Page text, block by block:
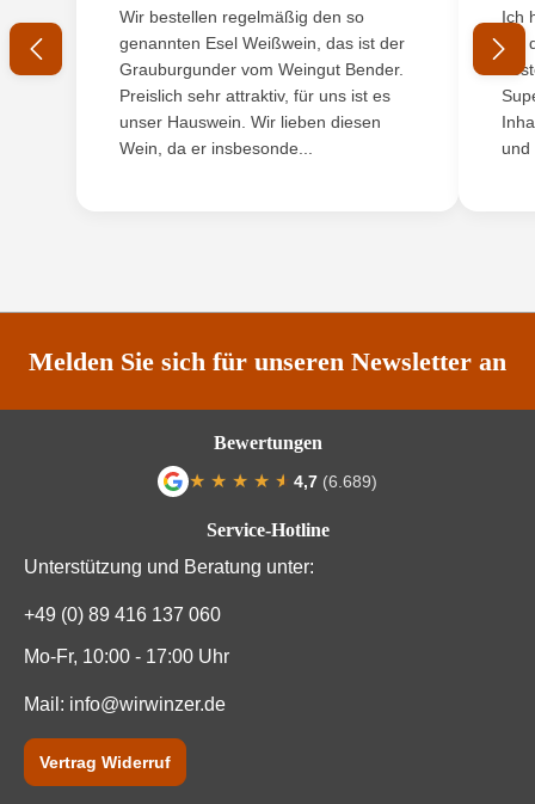
Hersteller
adresse
Weingutsverwaltung Schloss Vollrads KG, Schloss
Vollrads 1, 65375 Oestrich-Winkel, Deutschland
0,75 L
Qualität Qualitätswein
Rebsorte Riesling
Säuregehalt in g/L
Traubenfarbe
Weinart
Ihr Passwort
Ich habe mein Passwort vergessen
Durchschnittliche Bewertung von 5 von 5 Sternen
Wir bestellen regelmäßig den so
genannten Esel Weißwein, das ist der
Grauburgunder vom Weingut Bender.
Preislich sehr attraktiv, für uns ist es
unser Hauswein. Wir lieben diesen
Wein, da er insbesonde...
Ich
mit
und
Melden Sie sich für unseren Newsletter an
Service-Hotline
Unterstützung und Beratung unter:
+49 (0) 89 416 137 060
Mo-Fr, 10:00 - 17:00 Uhr
Mail: info@wirwinzer.de
Vertrag Widerruf
Bewertungen
★ ★ ★ ★ ★
★ 4,7 (6.689)